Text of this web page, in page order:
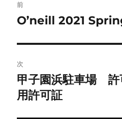
稿
ビ
ゲ
ー
前
前
投
稿:
O’neill 2021
次
次
の
甲子園浜駐車場 許
用許可証